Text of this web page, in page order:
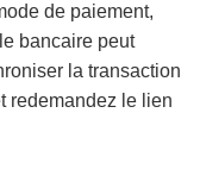
de paiement,
bancaire peut
la transaction
redemandez le lien